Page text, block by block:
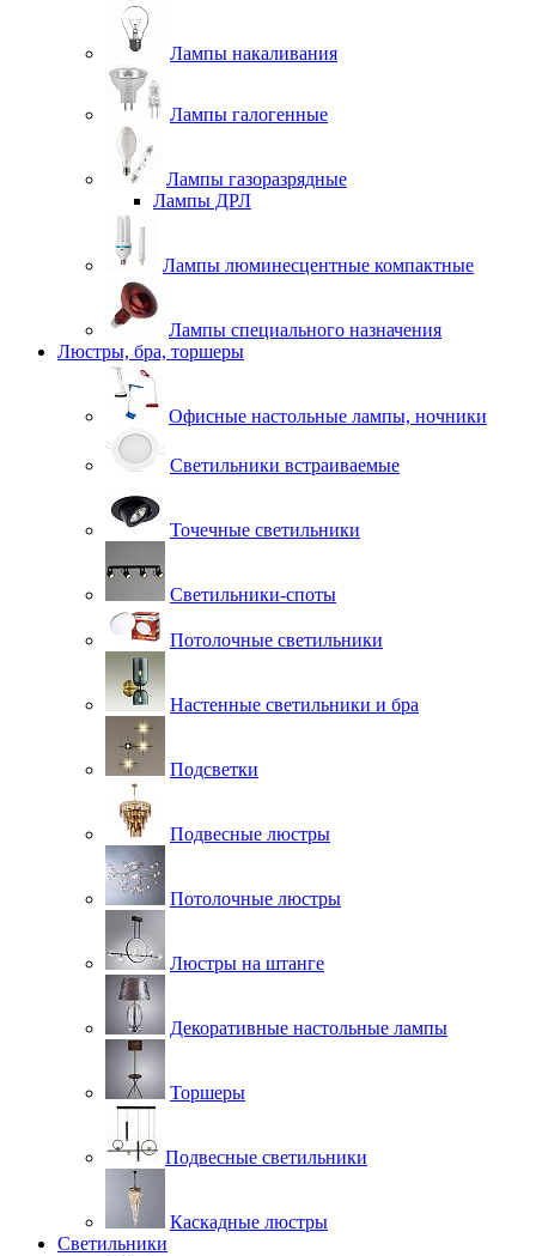
Лампы накаливания
Лампы галогенные
Лампы газоразрядные
Лампы ДРЛ
Лампы люминесцентные компактные
Лампы специального назначения
Люстры, бра, торшеры
Офисные настольные лампы, ночники
Светильники встраиваемые
Точечные светильники
Светильники-споты
Потолочные светильники
Настенные светильники и бра
Подсветки
Подвесные люстры
Потолочные люстры
Люстры на штанге
Декоративные настольные лампы
Торшеры
Подвесные светильники
Каскадные люстры
Светильники